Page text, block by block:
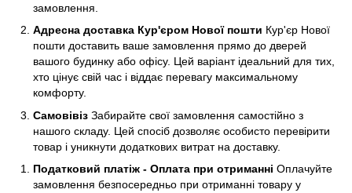
замовлення.
Адресна доставка Кур'єром Нової пошти Кур'єр Нової
пошти доставить ваше замовлення прямо до дверей
вашого будинку або офісу. Цей варіант ідеальний для тих,
хто цінує свій час і віддає перевагу максимальному
комфорту.
Самовівіз Забирайте свої замовлення самостійно з
нашого складу. Цей спосіб дозволяє особисто перевірити
товар і уникнути додаткових витрат на доставку.
Податковий платіж - Оплата при отриманні Оплачуйте
замовлення безпосередньо при отриманні товару у